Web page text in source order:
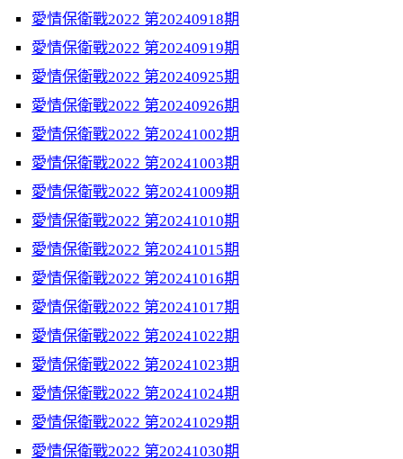
愛情保衛戰2022 第20240918期
愛情保衛戰2022 第20240919期
愛情保衛戰2022 第20240925期
愛情保衛戰2022 第20240926期
愛情保衛戰2022 第20241002期
愛情保衛戰2022 第20241003期
愛情保衛戰2022 第20241009期
愛情保衛戰2022 第20241010期
愛情保衛戰2022 第20241015期
愛情保衛戰2022 第20241016期
愛情保衛戰2022 第20241017期
愛情保衛戰2022 第20241022期
愛情保衛戰2022 第20241023期
愛情保衛戰2022 第20241024期
愛情保衛戰2022 第20241029期
愛情保衛戰2022 第20241030期